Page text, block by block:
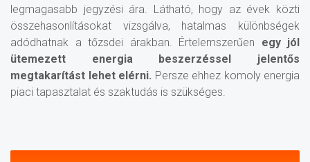
legmagasabb jegyzési ára. Látható, hogy az évek közti
összehasonlításokat vizsgálva, hatalmas különbségek
adódhatnak a tőzsdei árakban. Értelemszerűen egy jól
ütemezett energia beszerzéssel jelentős
megtakarítást lehet elérni. Persze ehhez komoly energia
piaci tapasztalat és szaktudás is szükséges.